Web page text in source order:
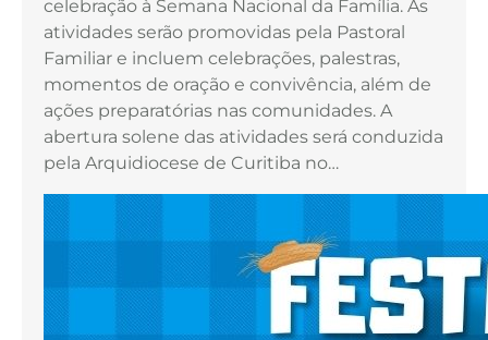
celebração à Semana Nacional da Família. As
atividades serão promovidas pela Pastoral
Familiar e incluem celebrações, palestras,
momentos de oração e convivência, além de
ações preparatórias nas comunidades. A
abertura solene das atividades será conduzida
pela Arquidiocese de Curitiba no…